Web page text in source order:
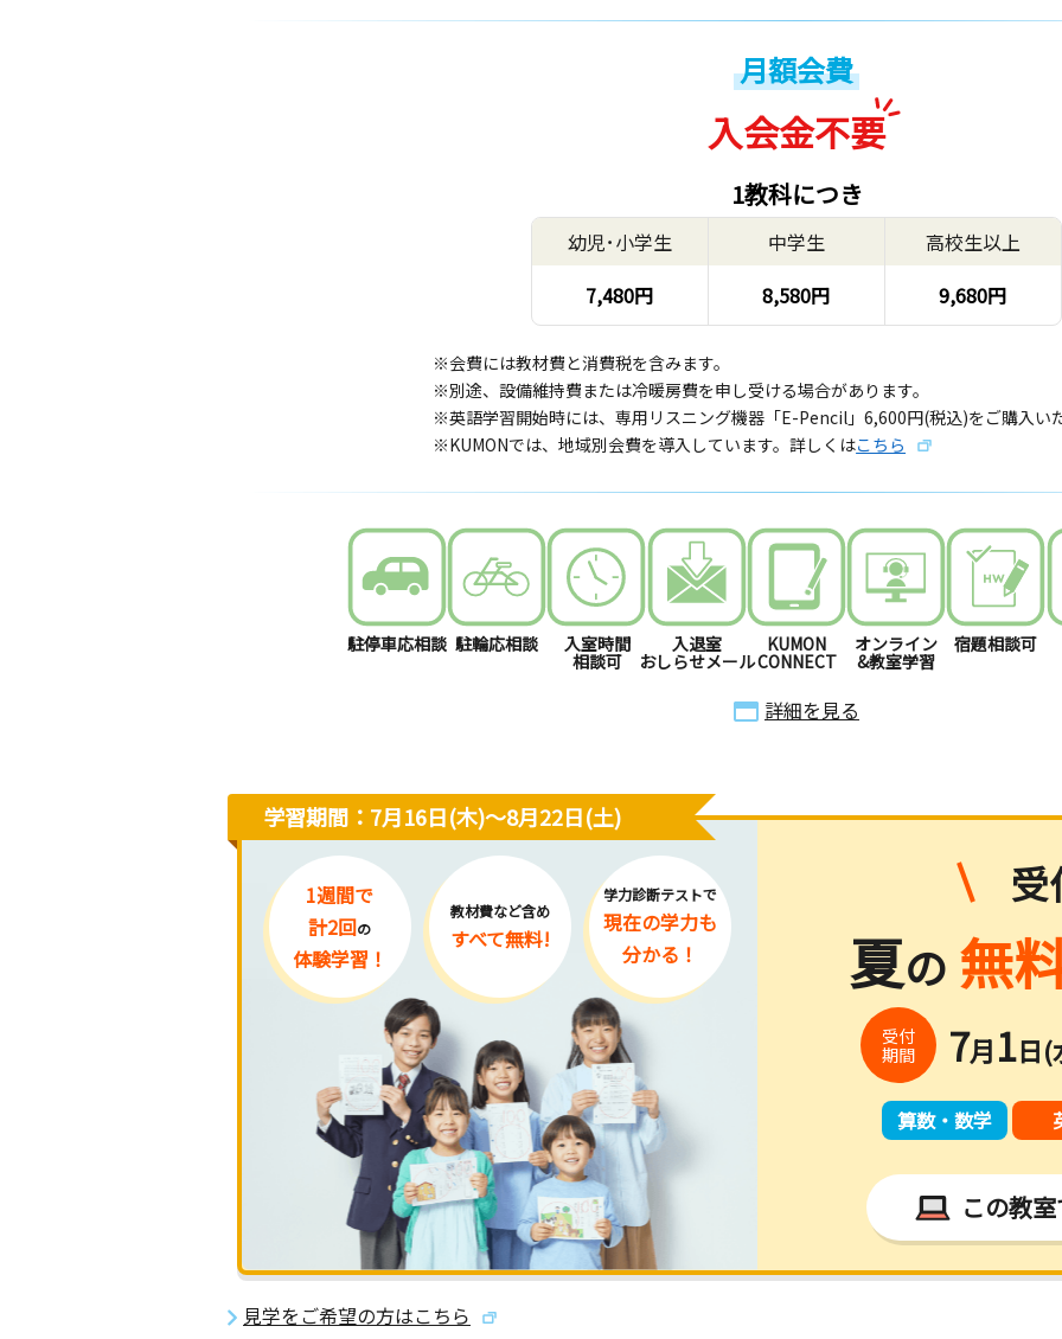
月額会費
入会金不要
1教科につき
幼児･小学生
7,480円
中学生
8,580円
高校生以上
9,680円
※会費には教材費と消費税を含みます。
※別途、設備維持費または冷暖房費を申し受ける場合があります。
※英語学習開始時には、専用リスニング機器「E-Pencil」6,600円(税込)をご購入い
※KUMONでは、地域別会費を導入しています。詳しくはこちら
駐停車応相談 駐輪応相談 入室時間
相談可
入退室
おしらせメール
KUMON
CONNECT
オンライン
&教室学習
宿題相談可
詳細を見る
学習期間：7月16日(木)〜8月22日(土)
1週間で
計2回の
体験学習！
教材費など含め
すべて無料!
学力診断テストで
現在の学力も
分かる！
受
夏の 無
受付
期間
7月1日(
算数・数学
この教
見学をご希望の方はこちら